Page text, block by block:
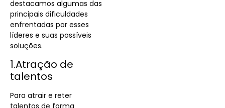
destacamos algumas das
principais dificuldades
enfrentadas por esses
líderes e suas possíveis
soluções.
1.Atração de
talentos
Para atrair e reter